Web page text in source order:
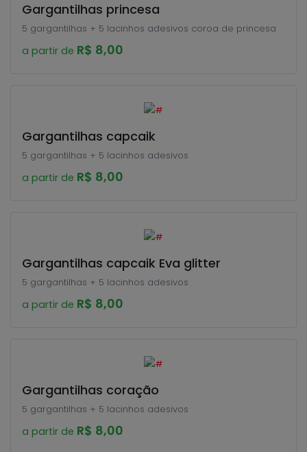
Gargantilhas princesa
5 gargantilhas + 5 lacinhos adesivos coroa de princesa
a partir de R$ 8,00
Gargantilhas capcaik
5 gargantilhas + 5 lacinhos adesivos
a partir de R$ 8,00
Gargantilhas capcaik Eva glitter
5 gargantilhas + 5 lacinhos adesivos
a partir de R$ 8,00
Gargantilhas coração
5 gargantilhas + 5 lacinhos adesivos
a partir de R$ 8,00